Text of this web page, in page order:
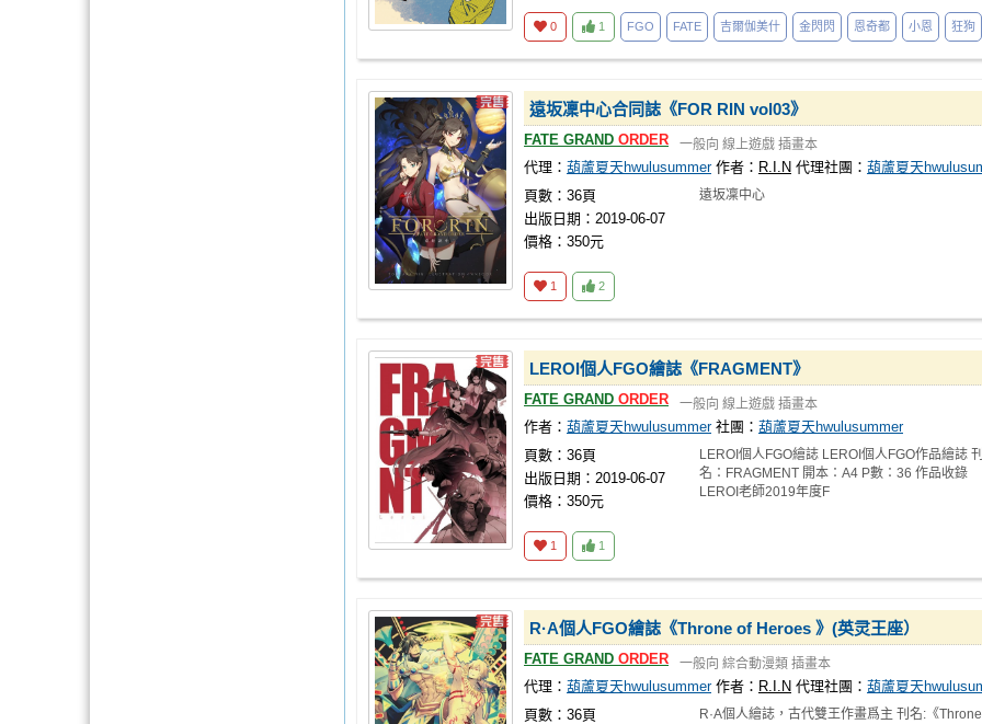
0 1 FGO FATE 吉爾伽美什 金閃閃 恩奇都 小恩 狂狗
遠坂凜中心合同誌《FOR RIN vol03》
FATE GRAND ORDER 一般向 線上遊戲 插畫本
代理： 葫蘆夏天hwulusummer作者： R.I.N 代理社團： 葫蘆夏天
頁數：36頁
出版日期：2019-06-07
價格：350元
遠坂凜中心
1 2
LEROI個人FGO繪誌《FRAGMENT》
FATE GRAND ORDER 一般向 線上遊戲 插畫本
作者： 葫蘆夏天hwulusummer 社團： 葫蘆夏天hwulusummer
頁數：36頁
出版日期：2019-06-07
價格：350元
LEROI個人FGO繪誌 LEROI個人FGO作品繪誌 刊
名：FRAGMENT 開本：A4 P數：36 作品收錄
LEROI老師2019年度F
1 1
R·A個人FGO繪誌《Throne of Heroes 》(英灵王座）
FATE GRAND ORDER 一般向 綜合動漫類 插畫本
代理： 葫蘆夏天hwulusummer作者： R.I.N 代理社團： 葫蘆夏天
頁數：36頁
R·A個人繪誌，古代雙王作畫爲主 刊名:《Throne